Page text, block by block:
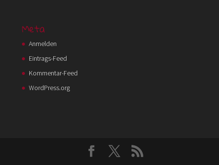
Meta
Anmelden
Eintrags-Feed
Kommentar-Feed
WordPress.org